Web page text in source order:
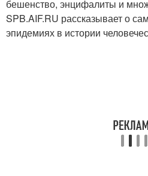
бешенство, энцифалиты и
SPB.AIF.RU рассказывает о
эпидемиях в истории